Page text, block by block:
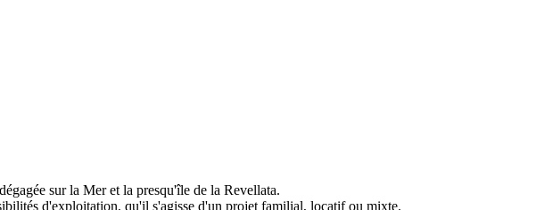
sur la Mer et la presqu'île de la Revellata.
d'exploitation, qu'il s'agisse d'un projet familial, locatif ou mixte.